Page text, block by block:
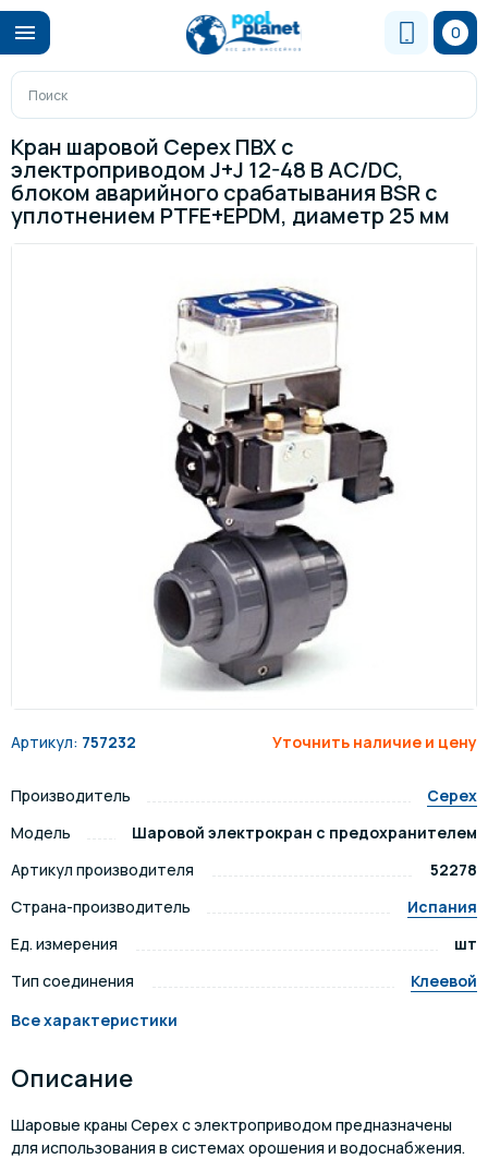
0
Кран шаровой Cepex ПВХ с
электроприводом J+J 12-48 В AC/DC,
блоком аварийного срабатывания BSR с
уплотнением PTFE+EPDM, диаметр 25 мм
Артикул: 757232 Уточнить наличие и цену
Производитель
Cepex
Модель
Шаровой электрокран с предохранителем
Артикул производителя
52278
Страна-производитель
Испания
Ед. измерения
шт
Тип соединения
Клеевой
Все характеристики
Описание
Шаровые краны Cepex с электроприводом предназначены
для использования в системах орошения и водоснабжения.